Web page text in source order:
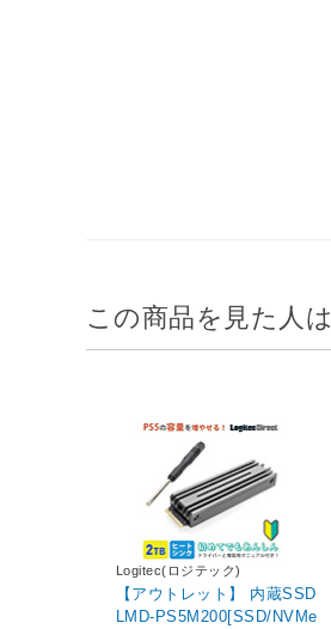
この商品を見た人
Logitec(ロジテック)
【アウトレット】 内蔵SSD
LMD-PS5M200[SSD/NVMe